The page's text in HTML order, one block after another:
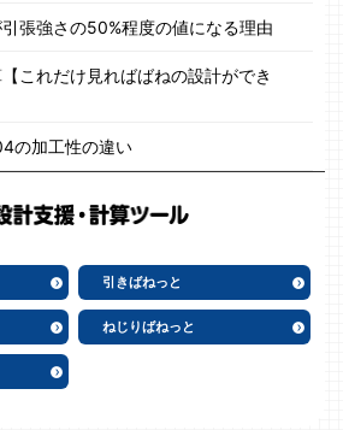
張強さの50%程度の値になる理由
これだけ見ればばねの設計ができ
の加工性の違い
引きばねっと
ねじりばねっと